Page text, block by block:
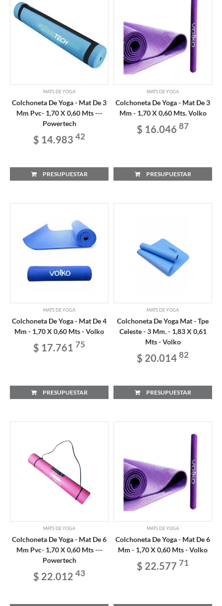
MATS DE YOGA
Colchoneta De Yoga - Mat De 3
Mm Pvc- 1,70 X 0,60 Mts ---
Powertech
$ 14.983 42
PRESUPUESTAR
MATS DE YOGA
Colchoneta De Yoga - Mat De 3
Mm - 1,70 X 0,60 Mts. Volko
$ 16.046 87
PRESUPUESTAR
MATS DE YOGA
Colchoneta De Yoga - Mat De 4
Mm - 1,70 X 0,60 Mts - Volko
$ 17.761 75
PRESUPUESTAR
MATS DE YOGA
Colchoneta De Yoga Mat - Tpe
Celeste - 3 Mm. - 1,83 X 0,61
Mts - Volko
$ 20.014 82
PRESUPUESTAR
MATS DE YOGA
Colchoneta De Yoga - Mat De 6
Mm Pvc- 1,70 X 0,60 Mts ---
Powertech
$ 22.012 43
MATS DE YOGA
Colchoneta De Yoga - Mat De 6
Mm - 1,70 X 0,60 Mts - Volko
$ 22.577 71